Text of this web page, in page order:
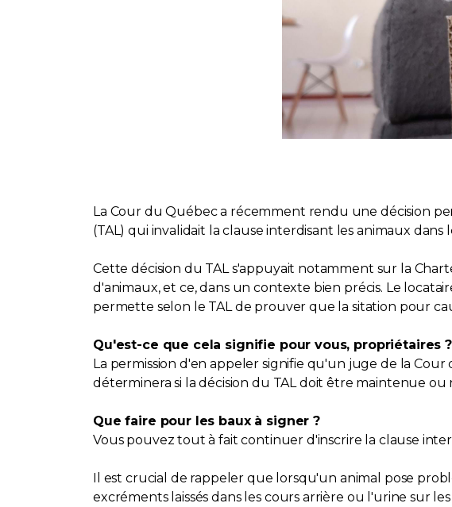
La Cour du Québec a récemment rendu une décision
(TAL) qui invalidait la clause interdisant les animaux dans
Cette décision du TAL s'appuyait notamment sur la
d'animaux, et ce, dans un contexte bien précis. Le
permette selon le TAL de prouver que la sitation pour
Qu'est-ce que cela signifie pour vous, propriétaires ?
La permission d'en appeler signifie qu'un juge de la
déterminera si la décision du TAL doit être maintenue ou
Que faire pour les baux à signer ?
Vous pouvez tout à fait continuer d'inscrire la clause
Il est crucial de rappeler que lorsqu'un animal pose
excréments laissés dans les cours arrière ou l'urine sur